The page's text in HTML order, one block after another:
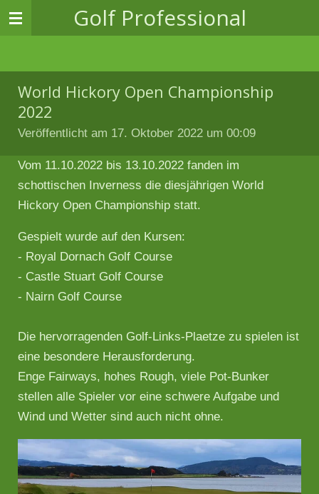
Zum
Hauptinhalt
Golf Professional
World Hickory Open Championship
2022
Veröffentlicht am 17. Oktober 2022 um 00:09
Vom 11.10.2022 bis 13.10.2022 fanden im
schottischen Inverness die diesjährigen World
Hickory Open Championship statt.
Gespielt wurde auf den Kursen:
- Royal Dornach Golf Course
- Castle Stuart Golf Course
- Nairn Golf Course
Die hervorragenden Golf-Links-Plaetze zu spielen ist
eine besondere Herausforderung.
Enge Fairways, hohes Rough, viele Pot-Bunker
stellen alle Spieler vor eine schwere Aufgabe und
Wind und Wetter sind auch nicht ohne.